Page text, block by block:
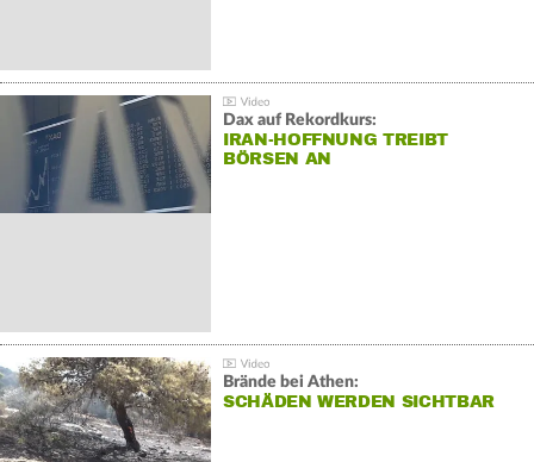
Dax auf Rekordkurs:
IRAN-HOFFNUNG TREIBT
BÖRSEN AN
Brände bei Athen:
SCHÄDEN WERDEN SICHTBAR